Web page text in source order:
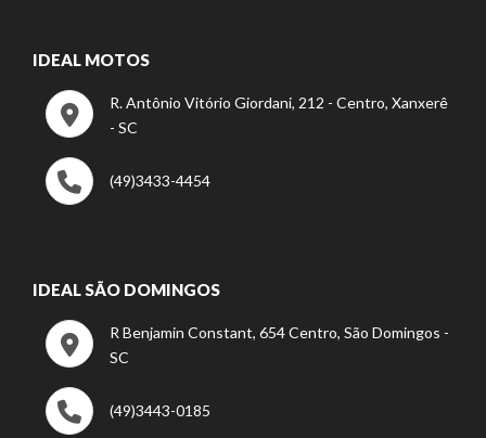
IDEAL MOTOS
R. Antônio Vitório Giordani, 212 - Centro, Xanxerê
- SC
(49)3433-4454
IDEAL SÃO DOMINGOS
R Benjamin Constant, 654 Centro, São Domingos -
SC
(49)3443-0185